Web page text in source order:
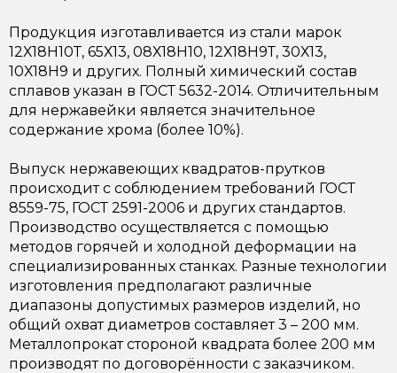
Продукция изготавливается из стали марок
12Х18Н10Т, 65Х13, 08Х18Н10, 12Х18Н9Т, 30Х13,
10Х18Н9 и других. Полный химический состав
сплавов указан в ГОСТ 5632-2014. Отличительным
для нержавейки является значительное
содержание хрома (более 10%).
Выпуск нержавеющих квадратов-прутков
происходит с соблюдением требований ГОСТ
8559-75, ГОСТ 2591-2006 и других стандартов.
Производство осуществляется с помощью
методов горячей и холодной деформации на
специализированных станках. Разные технологии
изготовления предполагают различные
диапазоны допустимых размеров изделий, но
общий охват диаметров составляет 3 – 200 мм.
Металлопрокат стороной квадрата более 200 мм
производят по договорённости с заказчиком.